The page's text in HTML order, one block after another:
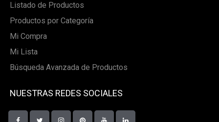
Listado de Productos
Productos por Categoría
Mi Compra
Mi Lista
Búsqueda Avanzada de Productos
NUESTRAS REDES SOCIALES